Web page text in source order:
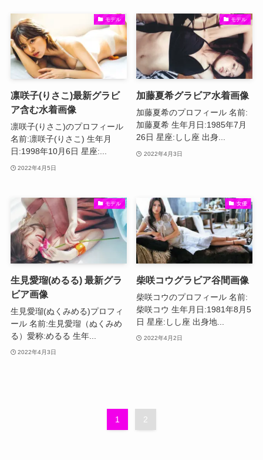
モデル
凛咲子(りさこ)最新グラビ
ア含む水着画像
凛咲子(りさこ)のプロフィール
名前:凛咲子(りさこ) 生年月
日:1998年10月6日 星座:...
2022年4月5日
モデル
加藤夏希グラビア水着画像
加藤夏希のプロフィール 名前:
加藤夏希 生年月日:1985年7月
26日 星座:しし座 出身...
2022年4月3日
モデル
生見愛瑠(めるる) 最新グラ
ビア画像
生見愛瑠(ぬくみめる)プロフィ
ール 名前:生見愛瑠（ぬくみめ
る）愛称:めるる 生年...
2022年4月3日
女優
柴咲コウグラビア谷間画像
柴咲コウのプロフィール 名前:
柴咲コウ 生年月日:1981年8月5
日 星座:しし座 出身地...
2022年4月2日
1 2